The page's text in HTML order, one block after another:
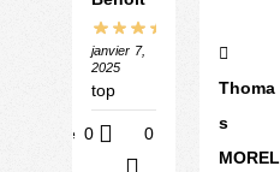
janvier 7,
2025
top
Utile 0 0
Thoma
s
MOREL